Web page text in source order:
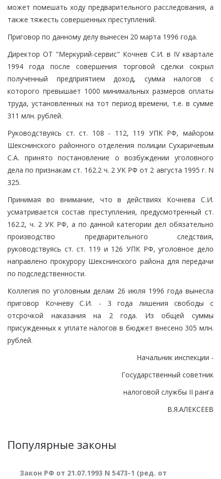
может помешать ходу предварительного расследования, а
также тяжесть совершенных преступлений.
Приговор по данному делу вынесен 20 марта 1996 года.
Директор ОТ "Меркурий-сервис" Кочнев С.И. в IV квартале
1994 года после совершения торговой сделки сокрыл
полученный предприятием доход, сумма налогов с
которого превышает 1000 минимальных размеров оплаты
труда, установленных на тот период времени, т.е. в сумме
311 млн. рублей.
Руководствуясь ст. ст. 108 - 112, 119 УПК РФ, майором
Шекснинского районного отделения полиции Сухаричевым
С.А. принято постановление о возбуждении уголовного
дела по признакам ст. 162.2 ч. 2 УК РФ от 2 августа 1995 г. N
325.
Принимая во внимание, что в действиях Кочнева С.И.
усматривается состав преступления, предусмотренный ст.
162.2, ч. 2 УК РФ, а по данной категории дел обязательно
производство предварительного следствия,
руководствуясь ст. ст. 119 и 126 УПК РФ, уголовное дело
направлено прокурору Шекснинского района для передачи
по подследственности.
Коллегия по уголовным делам 26 июля 1996 года вынесла
приговор Кочневу С.И. - 3 года лишения свободы с
отсрочкой наказания на 2 года. Из общей суммы
присужденных к уплате налогов в бюджет внесено 305 млн.
рублей.
Начальник инспекции -
Государственный советник
налоговой службы II ранга
В.Я.АЛЕКСЕЕВ
Популярные законы
Закон РФ от 21.07.1993 N 5473-1 (ред. от